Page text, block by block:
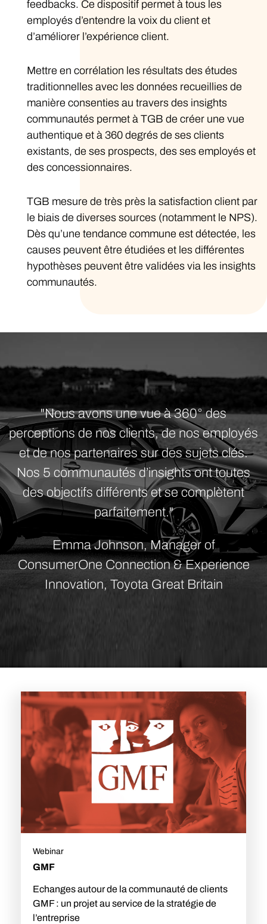
feedbacks. Ce dispositif permet à tous les
employés d’entendre la voix du client et
d’améliorer l’expérience client.
Mettre en corrélation les résultats des études
traditionnelles avec les données recueillies de
manière consenties au travers des insights
communautés permet à TGB de créer une vue
authentique et à 360 degrés de ses clients
existants, de ses prospects, des ses employés et
des concessionnaires.
TGB mesure de très près la satisfaction client par
le biais de diverses sources (notamment le NPS).
Dès qu’une tendance commune est détectée, les
causes peuvent être étudiées et les différentes
hypothèses peuvent être validées via les insights
communautés.
"Nous avons une vue à 360° des
perceptions de nos clients, de nos employés
et de nos partenaires sur des sujets clés.
Nos 5 communautés d’insights ont toutes
des objectifs différents et se complètent
parfaitement."
Emma Johnson, Manager of
ConsumerOne Connection & Experience
Innovation, Toyota Great Britain
Webinar
GMF
Echanges autour de la communauté de clients
GMF : un projet au service de la stratégie de
l’entreprise